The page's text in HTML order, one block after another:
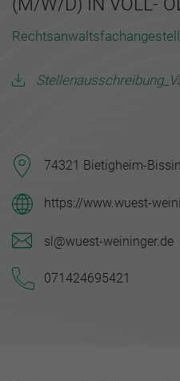
(M/W/D) IN VOLL-
74321 Bietigheim-
https://www.wuest-
sl@wuest-weininger.de
071424695421